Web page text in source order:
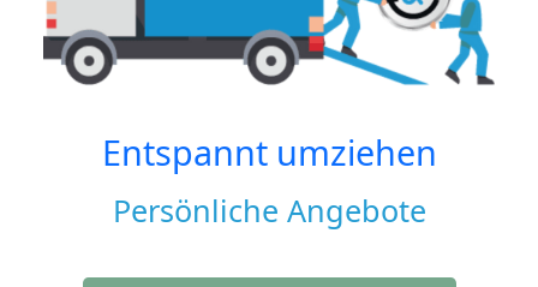
Entspannt umziehen
Persönliche Angebote